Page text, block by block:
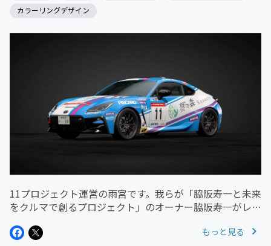
カラーリングデザイン
11プロジェクト運営の雨宮です。我らが「脇阪寿一と未来
をクルマで創るプロジェクト」のオーナー脇阪寿一がレー
TOYOTA GAZOO Racing GR86/BRZ Cup があります。レ
もっと見る